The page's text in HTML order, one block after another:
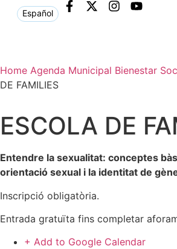
Español
Home Agenda Municipal Bienestar
DE FAMILIES
ESCOLA DE
Entendre la sexualitat: conceptes
orientació sexual i la identitat de
Inscripció obligatòria.
Entrada gratuïta fins completar
+ Add to Google Calendar